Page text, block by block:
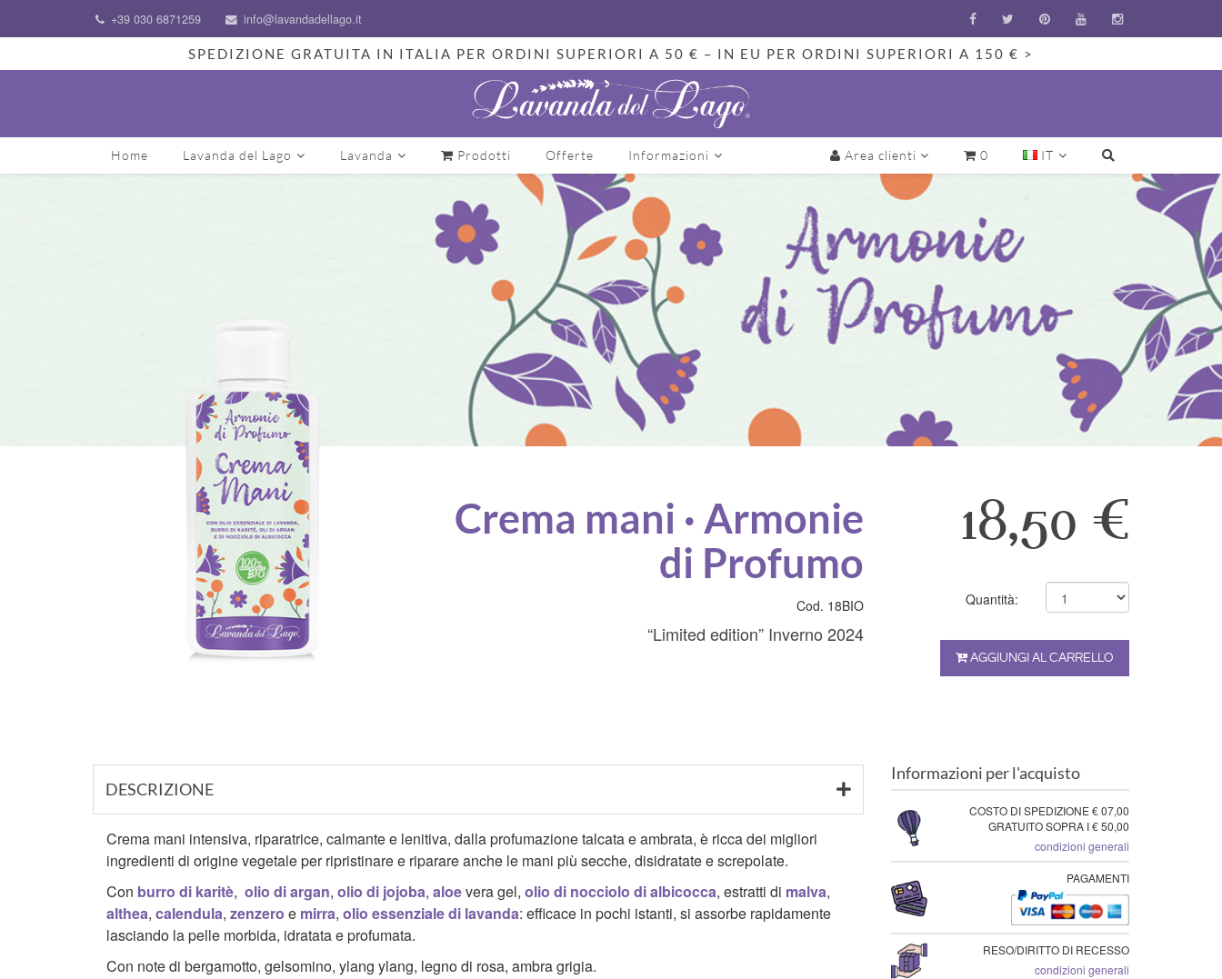
+39 030 6871259 info@lavandadellago.it
SPEDIZIONE GRATUITA IN ITALIA PER ORDINI SUPERIORI A 50 € – IN EU PER ORDINI SUPERIORI A 150 € >
Home Lavanda del Lago Lavanda Prodotti Offerte Informazioni Area clienti 0 IT
Crema mani · Armonie
di Profumo
Cod. 18BIO
“Limited edition” Inverno 2024
18,50 €
Quantità:
AGGIUNGI AL CARRELLO
DESCRIZIONE
Crema mani intensiva, riparatrice, calmante e lenitiva, dalla profumazione talcata e ambrata, è ricca dei migliori
ingredienti di origine vegetale per ripristinare e riparare anche le mani più secche, disidratate e screpolate.
Con burro di karitè, olio diargan, olio di jojoba, aloevera gel, olio di nocciolo di albicocca, estratti di malva,
althea, calendula, zenzero e mirra, olio essenziale di lavanda: efficace in pochi istanti, si assorbe rapidamente
lasciando la pelle morbida, idratata e profumata.
Con note di bergamotto, gelsomino, ylang ylang, legno di rosa, ambra grigia.
Informazioni per l'acquisto
COSTO DI SPEDIZIONE € 07,00
GRATUITO SOPRA I € 50,00
condizioni generali
PAGAMENTI
RESO/DIRITTO DI RECESSO
condizioni generali